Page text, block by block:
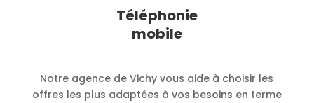
Téléphonie
mobile
Notre agence de Vichy vous aide à choisir les
offres les plus adaptées à vos besoins en terme